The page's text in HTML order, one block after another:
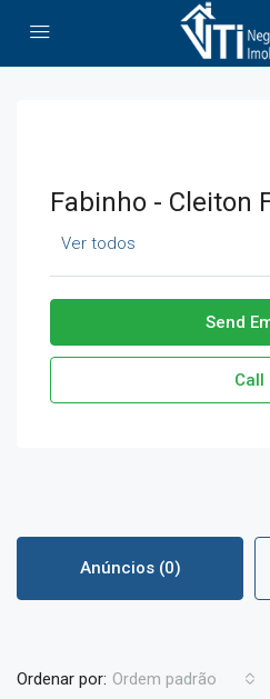
Fabinho - Cleiton
Ver todos
Send
Call
Anúncios (0)
Ordenar por: Ordem padrão